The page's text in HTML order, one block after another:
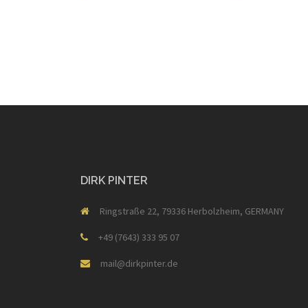
DIRK PINTER
Ringstraße 22, 79336 Herbolzheim, GERMANY
+49 (7643) 333 95 07
mail@dirkpinter.de